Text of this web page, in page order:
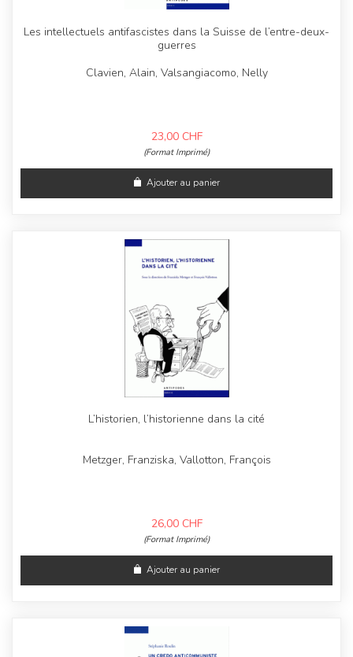
Les intellectuels antifascistes dans la Suisse de l’entre-deux-
guerres
Clavien, Alain, Valsangiacomo, Nelly
23,00 CHF
(Format Imprimé)
Ajouter au panier
L’historien, l’historienne dans la cité
Metzger, Franziska, Vallotton, François
26,00 CHF
(Format Imprimé)
Ajouter au panier